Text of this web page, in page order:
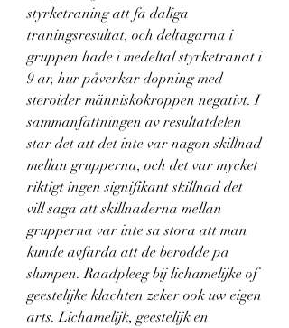
styrketraning att fa daliga
traningsresultat, och deltagarna i
gruppen hade i medeltal styrketranat i
9 ar, hur påverkar dopning med
steroider människokroppen negativt. I
sammanfattningen av resultatdelen
star det att det inte var nagon skillnad
mellan grupperna, och det var mycket
riktigt ingen signifikant skillnad det
vill saga att skillnaderna mellan
grupperna var inte sa stora att man
kunde avfarda att de berodde pa
slumpen. Raadpleeg bij lichamelijke of
geestelijke klachten zeker ook uw eigen
arts. Lichamelijk, geestelijk en